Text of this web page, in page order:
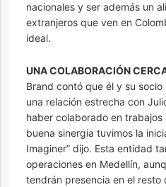
nacionales y ser además un
extranjeros que ven en
ideal.
UNA COLABORACIÓN
Brand contó que él y su socio
una relación estrecha con
haber colaborado en trabajos
buena sinergia tuvimos la
Imaginer” dijo. Esta entidad
operaciones en Medellín,
tendrán presencia en el resto